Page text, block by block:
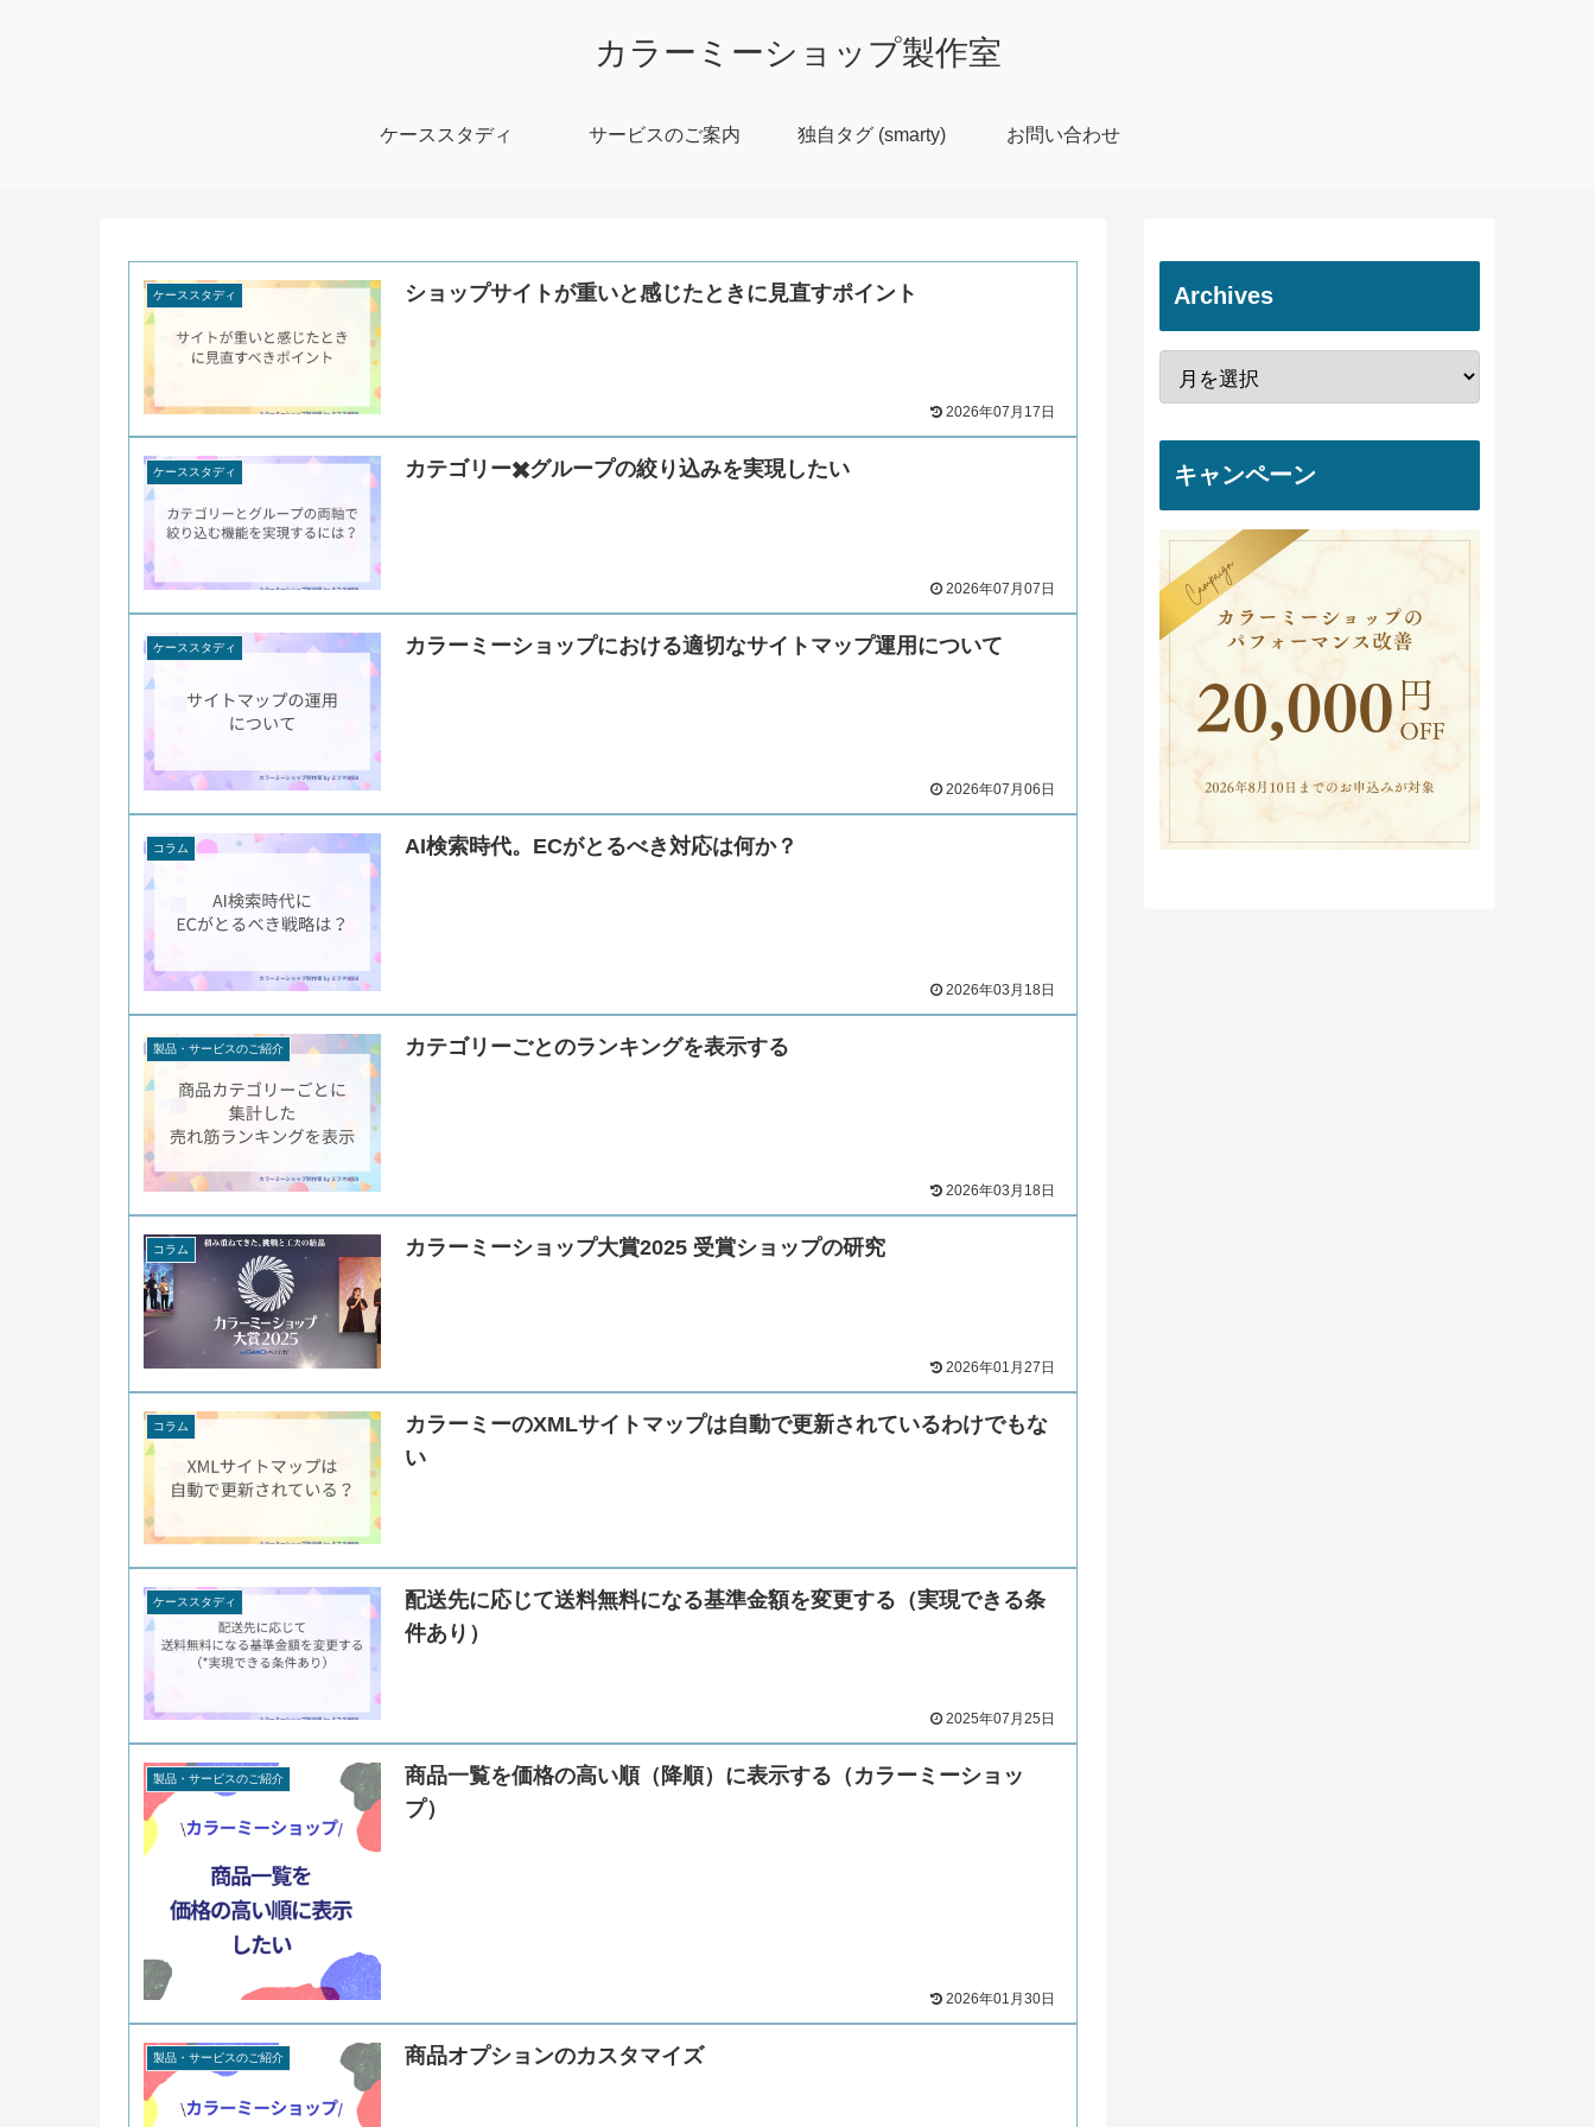
カラーミーショップ製作室
ケーススタディ サービスのご案内 独自タグ (smarty) お問い合わせ
ケーススタディ ショップサイトが重いと感じたときに見直すポイント
2026年07月17日
ケーススタディ カテゴリー✖️グループの絞り込みを実現したい
2026年07月07日
ケーススタディ カラーミーショップにおける適切なサイトマップ運用について
2026年07月06日
コラム AI検索時代。ECがとるべき対応は何か？
2026年03月18日
製品・サービスのご紹介 カテゴリーごとのランキングを表示する
2026年03月18日
コラム カラーミーショップ大賞2025 受賞ショップの研究
2026年01月27日
コラム
カラーミーのXMLサイトマップは自動で更新されているわけでもな
い
ケーススタディ
配送先に応じて送料無料になる基準金額を変更する（実現できる条
件あり）
2025年07月25日
製品・サービスのご紹介
商品一覧を価格の高い順（降順）に表示する（カラーミーショッ
プ）
2026年01月30日
製品・サービスのご紹介 商品オプションのカスタマイズ
Archives
キャンペーン